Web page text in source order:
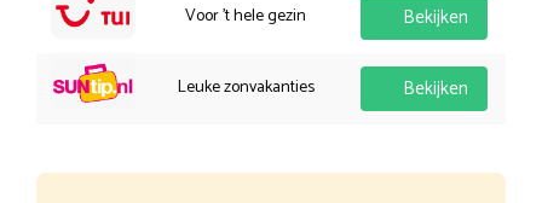
Voor 't hele gezin Bekijken
Leuke zonvakanties Bekijken